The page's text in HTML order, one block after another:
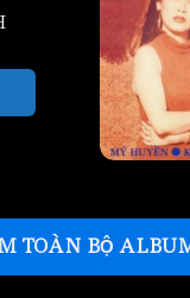
TOÀN BỘ